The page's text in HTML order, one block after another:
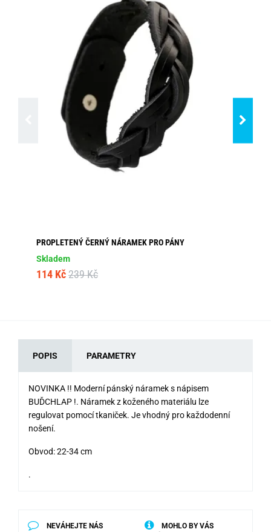
PROPLETENÝ ČERNÝ NÁRAMEK PRO PÁNY
Skladem
114 Kč 239 Kč
POPIS PARAMETRY
NOVINKA !! Moderní pánský náramek s nápisem
BUĎCHLAP !. Náramek z koženého materiálu lze
regulovat pomocí tkaniček. Je vhodný pro každodenní
nošení.
Obvod: 22-34 cm
.
NEVÁHEJTE NÁS
MOHLO BY VÁS